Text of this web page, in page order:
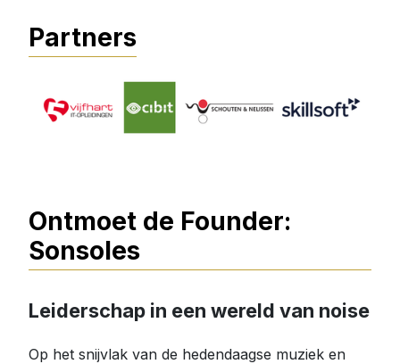
Partners
Ontmoet de Founder:
Sonsoles
Leiderschap in een wereld van noise
Op het snijvlak van de hedendaagse muziek en